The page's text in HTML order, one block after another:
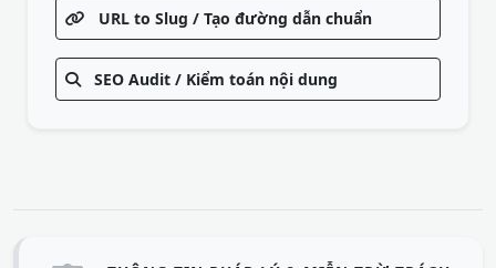
URL to Slug / Tạo đường dẫn chuẩn
SEO Audit / Kiểm toán nội dung